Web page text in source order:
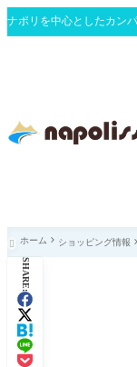
ナポリを中心としたカン
 ホーム ショッピング情報
SHARE: